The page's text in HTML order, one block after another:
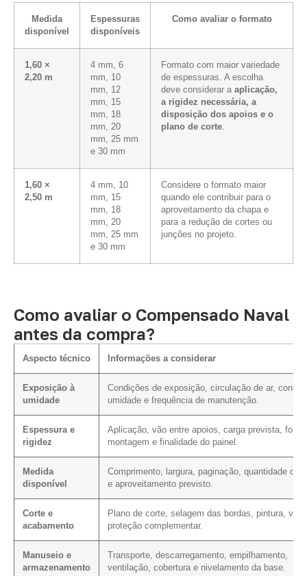
Medida
disponível
Espessuras
disponíveis
Como avaliar o formato
1,60 ×
2,20 m
4 mm, 6
mm, 10
mm, 12
mm, 15
mm, 18
mm, 20
mm, 25 mm
e 30 mm
Formato com maior variedade
de espessuras. A escolha
deve considerar a aplicação,
a rigidez necessária, a
disposição dos apoios e o
plano de corte.
1,60 ×
2,50 m
4 mm, 10
mm, 15
mm, 18
mm, 20
mm, 25 mm
e 30 mm
Considere o formato maior
quando ele contribuir para o
aproveitamento da chapa e
para a redução de cortes ou
junções no projeto.
Como avaliar o Compensado Naval
antes da compra?
Aspecto técnico Informações a considerar
Exposição à
umidade
Condições de exposição, circulação de ar,
umidade e frequência de manutenção.
Espessura e
rigidez
Aplicação, vão entre apoios, carga prevista,
montagem e finalidade do painel.
Medida
disponível
Comprimento, largura, paginação, quantidade de
e aproveitamento previsto.
Corte e
acabamento
Plano de corte, selagem das bordas, pintura,
proteção complementar.
Manuseio e
armazenamento
Transporte, descarregamento, empilhamento,
ventilação, cobertura e nivelamento da base.